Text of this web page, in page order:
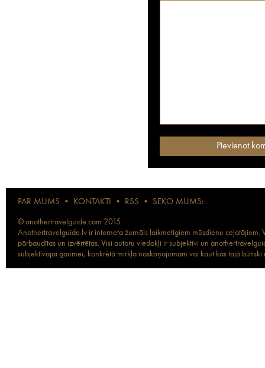
PAR MUMS • KONTAKTI • RSS • SEKO MUMS:
© anothertravelguide.com 2015
Anothertravelguide.lv ir interneta žurnāls laikmetīgiem mūsdienu
pārbaudītas un izvērtētas. Visi autoru viedokļi ir subjektīvi un
subjektīvajai gaumei, konkrētā mirkļa noskaņojumam vai kaut kas tajā